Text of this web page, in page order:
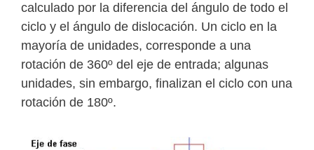
calculado por la diferencia del ángulo de todo el
ciclo y el ángulo de dislocación. Un ciclo en la
mayoría de unidades, corresponde a una
rotación de 360º del eje de entrada; algunas
unidades, sin embargo, finalizan el ciclo con una
rotación de 180º.